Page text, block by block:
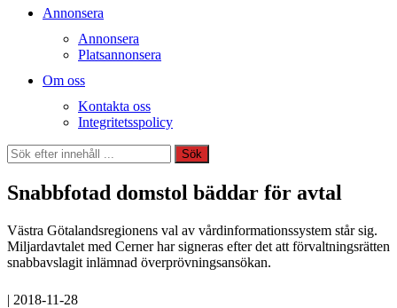
Annonsera
Annonsera
Platsannonsera
Om oss
Kontakta oss
Integritetsspolicy
Sök
Sök
Snabbfotad domstol bäddar för avtal
Västra Götalandsregionens val av vårdinformationssystem står sig.
Miljardavtalet med Cerner har signeras efter det att förvaltningsrätten
snabbavslagit inlämnad överprövningsansökan.
| 2018-11-28